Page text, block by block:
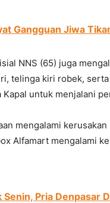
Gangguan Jiwa
NNS (65) juga
telinga kiri robek,
untuk menjalani
mengalami
Alfamart mengalami
Senin, Pria Denpasar